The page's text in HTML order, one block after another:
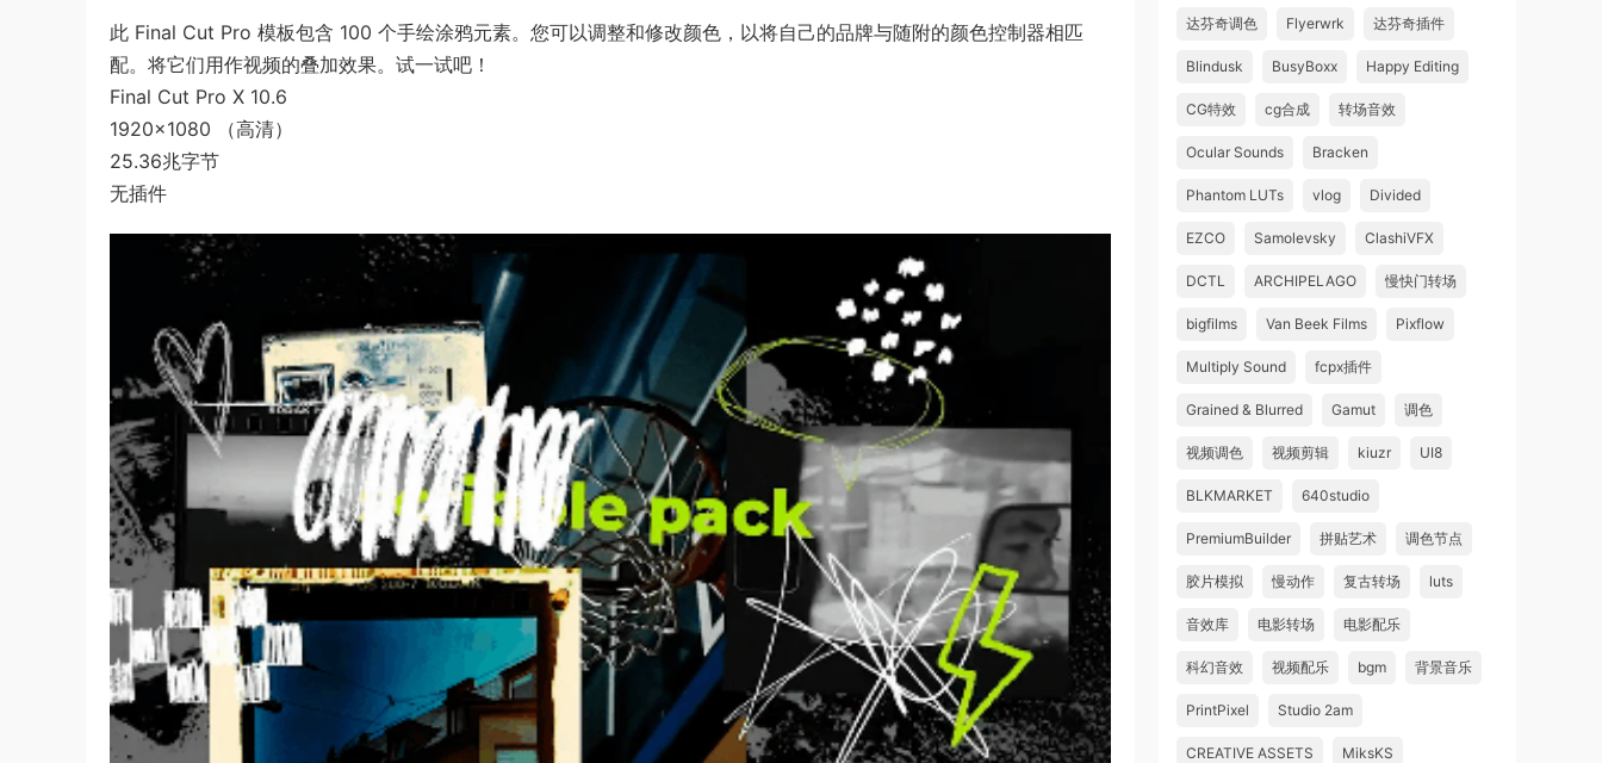
此 Final Cut Pro 模板包含 100 个手绘涂鸦元素。您可以调整和修改颜色，以将自己的品牌与随附的颜色控制器相匹
配。将它们用作视频的叠加效果。试一试吧！
Final Cut Pro X 10.6
1920×1080 （高清）
25.36兆字节
无插件
达芬奇调色 Flyerwrk 达芬奇插件
Blindusk BusyBoxx Happy Editing
CG特效 cg合成 转场音效
Ocular Sounds Bracken
Phantom LUTs vlog Divided
EZCO Samolevsky ClashiVFX
DCTL ARCHIPELAGO 慢快门转场
bigfilms Van Beek Films Pixflow
Multiply Sound fcpx插件
Grained & Blurred Gamut 调色
视频调色 视频剪辑 kiuzr UI8
BLKMARKET 640studio
PremiumBuilder 拼贴艺术 调色节点
胶片模拟 慢动作 复古转场 luts
音效库 电影转场 电影配乐
科幻音效 视频配乐 bgm 背景音乐
PrintPixel Studio 2am
CREATIVE ASSETS MiksKS